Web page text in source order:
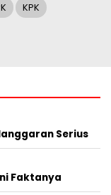
KPK
Serius
Faktanya